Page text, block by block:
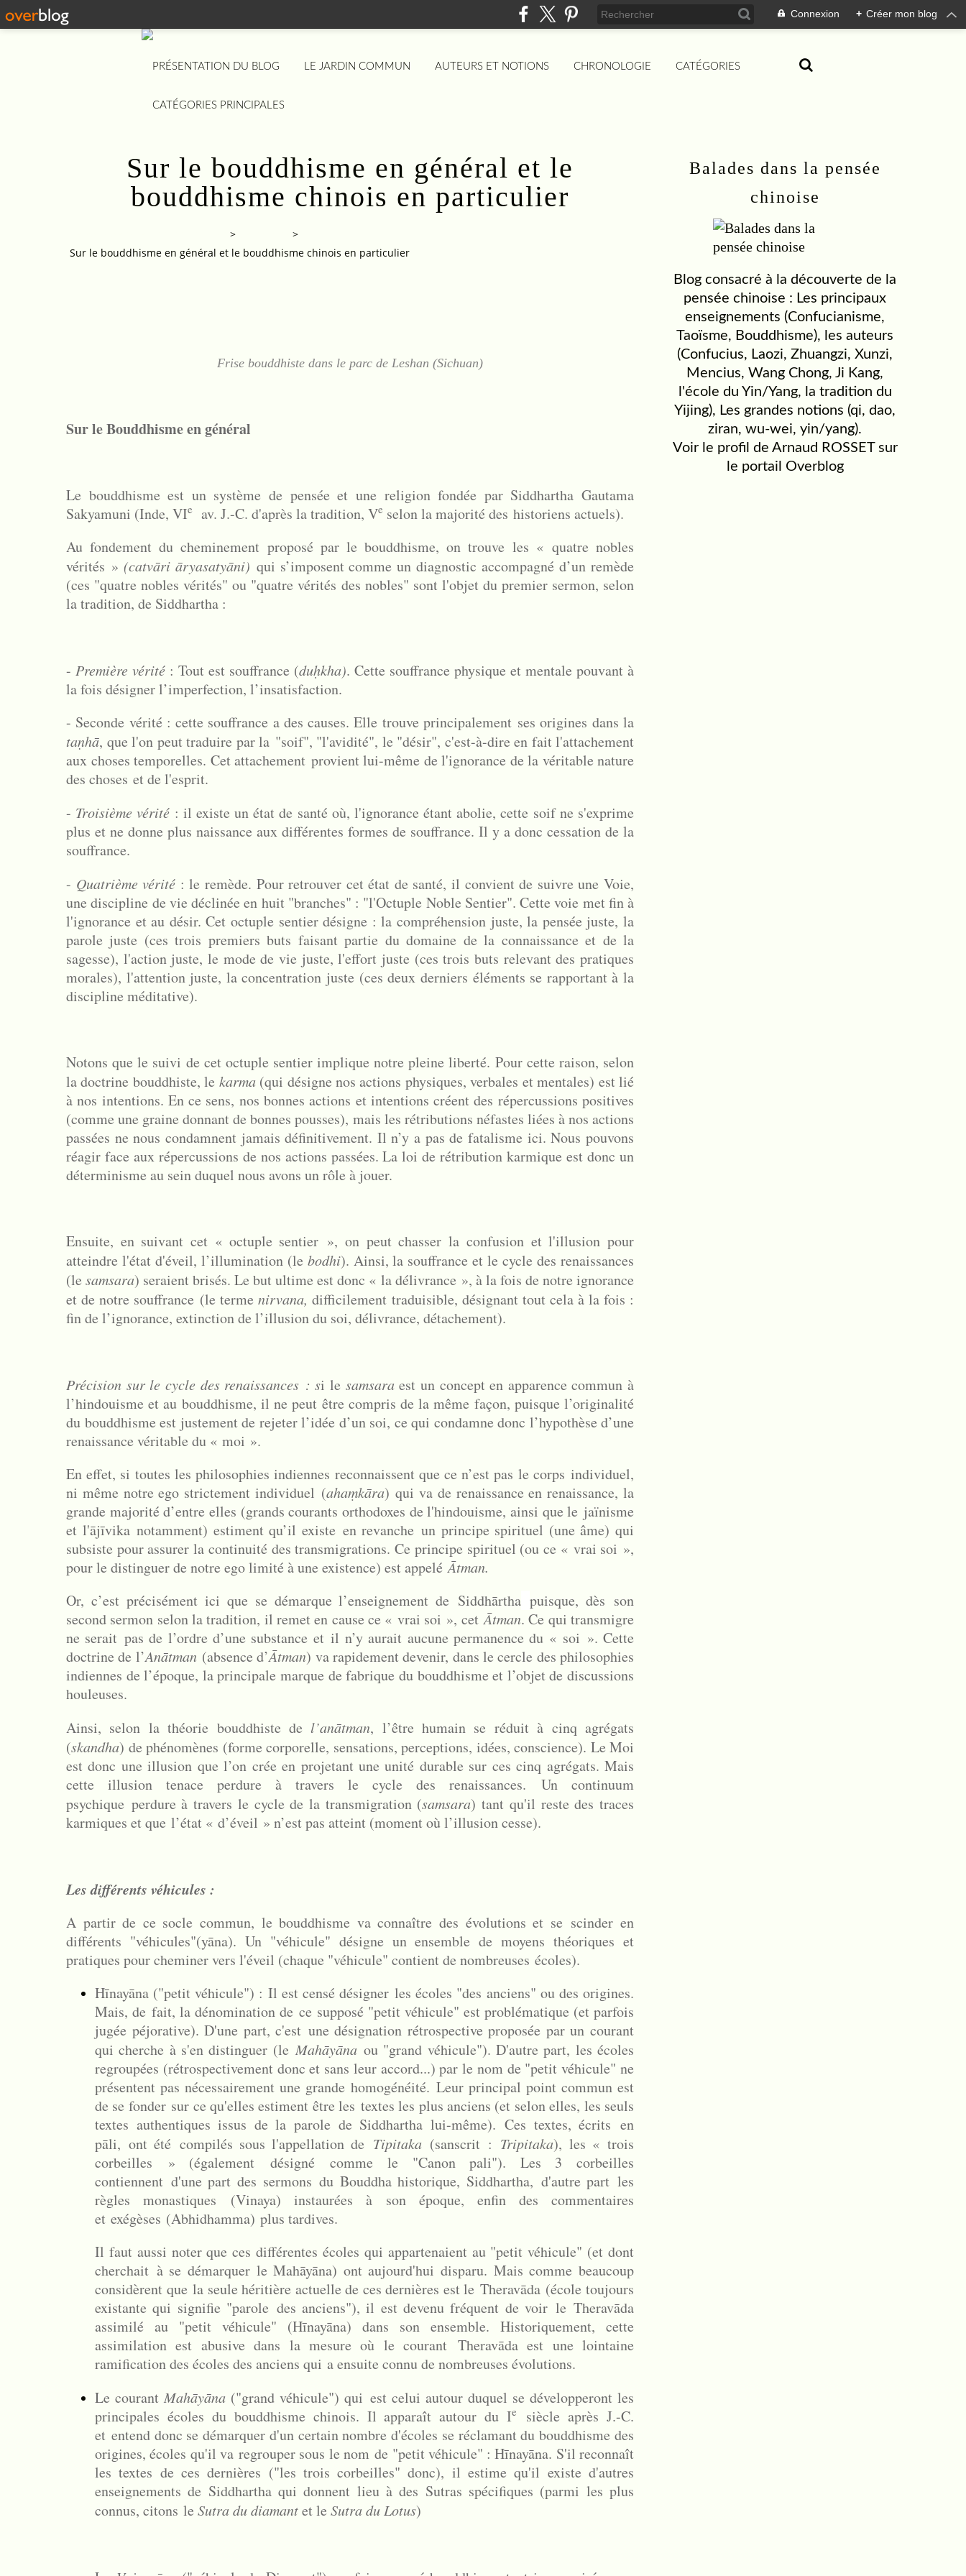
Connexion + Créer mon blog
PRÉSENTATION DU BLOG LE JARDIN COMMUN AUTEURS ET NOTIONS CHRONOLOGIE CATÉGORIES
CATÉGORIES PRINCIPALES
Sur le bouddhisme en général et le
bouddhisme chinois en particulier
>
>
Sur le bouddhisme en général et le bouddhisme chinois en particulier
Frise bouddhiste dans le parc de Leshan (Sichuan)
Sur le Bouddhisme en général
Le bouddhisme est un système de pensée et une religion fondée par Siddhartha Gautama
Sakyamuni (Inde, VIe av. J.-C. d'après la tradition, Ve selon la majorité des historiens actuels).
Au fondement du cheminement proposé par le bouddhisme, on trouve les « quatre nobles
vérités » (catvāri āryasatyāni) qui s’imposent comme un diagnostic accompagné d’un remède
(ces "quatre nobles vérités" ou "quatre vérités des nobles" sont l'objet du premier sermon, selon
la tradition, de Siddhartha :
- Première vérité : Tout est souffrance (duḥkha). Cette souffrance physique et mentale pouvant à
la fois désigner l’imperfection, l’insatisfaction.
- Seconde vérité : cette souffrance a des causes. Elle trouve principalement ses origines dans la
taṇhā, que l'on peut traduire par la "soif", "l'avidité", le "désir", c'est-à-dire en fait l'attachement
aux choses temporelles. Cet attachement provient lui-même de l'ignorance de la véritable nature
des choses et de l'esprit.
- Troisième vérité : il existe un état de santé où, l'ignorance étant abolie, cette soif ne s'exprime
plus et ne donne plus naissance aux différentes formes de souffrance. Il y a donc cessation de la
souffrance.
- Quatrième vérité : le remède. Pour retrouver cet état de santé, il convient de suivre une Voie,
une discipline de vie déclinée en huit "branches" : "l'Octuple Noble Sentier". Cette voie met fin à
l'ignorance et au désir. Cet octuple sentier désigne : la compréhension juste, la pensée juste, la
parole juste (ces trois premiers buts faisant partie du domaine de la connaissance et de la
sagesse), l'action juste, le mode de vie juste, l'effort juste (ces trois buts relevant des pratiques
morales), l'attention juste, la concentration juste (ces deux derniers éléments se rapportant à la
discipline méditative).
Notons que le suivi de cet octuple sentier implique notre pleine liberté. Pour cette raison, selon
la doctrine bouddhiste, le karma (qui désigne nos actions physiques, verbales et mentales) est lié
à nos intentions. En ce sens, nos bonnes actions et intentions créent des répercussions positives
(comme une graine donnant de bonnes pousses), mais les rétributions néfastes liées à nos actions
passées ne nous condamnent jamais définitivement. Il n’y a pas de fatalisme ici. Nous pouvons
réagir face aux répercussions de nos actions passées. La loi de rétribution karmique est donc un
déterminisme au sein duquel nous avons un rôle à jouer.
Ensuite, en suivant cet « octuple sentier », on peut chasser la confusion et l'illusion pour
atteindre l'état d'éveil, l’illumination (le bodhi). Ainsi, la souffrance et le cycle des renaissances
(le samsara) seraient brisés. Le but ultime est donc « la délivrance », à la fois de notre ignorance
et de notre souffrance (le termenirvana,difficilement traduisible, désignant tout cela à la fois :
fin de l’ignorance, extinction de l’illusion du soi, délivrance, détachement).
Précision sur le cycle des renaissances : si le samsaraest un concept en apparence commun à
l’hindouisme et au bouddhisme, il ne peut être compris de la même façon, puisque l’originalité
du bouddhisme est justement de rejeter l’idée d’un soi, ce qui condamne donc l’hypothèse d’une
renaissance véritable du « moi ».
En effet, si toutes les philosophies indiennes reconnaissent que ce n’est pas le corps individuel,
ni même notre ego strictement individuel (ahaṃkāra)qui va de renaissance en renaissance, la
grande majorité d’entre elles (grands courants orthodoxes de l'hindouisme, ainsi que le jaïnisme
et l'ājīvikanotamment) estiment qu’il existe en revanche un principe spirituel (une âme) qui
subsiste pour assurer la continuité des transmigrations. Ce principe spirituel (ou ce « vrai soi »,
pour le distinguer de notre ego limité à une existence) est appeléĀtman.
Or, c’est précisément ici que se démarque l’enseignement de Siddhārtha puisque, dès son
second sermon selon la tradition, il remet en cause ce « vrai soi », cetĀtman. Ce qui transmigre
ne serait pas de l’ordre d’une substance etil n’y aurait aucune permanence du « soi ». Cette
doctrine de l’Anātman(absence d’Ātman) va rapidement devenir, dans le cercle des philosophies
indiennes de l’époque, la principale marque de fabrique du bouddhisme et l’objet de discussions
houleuses.
Ainsi, selon la théorie bouddhiste de l’anātman, l’être humain se réduit à cinq agrégats
(skandha) de phénomènes (forme corporelle, sensations, perceptions, idées, conscience). Le Moi
est donc une illusion que l’on crée en projetant une unité durable sur ces cinq agrégats. Mais
cette illusion tenace perdure à travers le cycle des renaissances. Un continuum
psychique perdure à travers le cycle de la transmigration (samsara) tant qu'il reste des traces
karmiques et que l’état « d’éveil » n’est pas atteint (moment où l’illusion cesse).
Les différents véhicules :
A partir de ce socle commun, le bouddhisme va connaître des évolutions et se scinder en
différents "véhicules"(yāna). Un "véhicule" désigne un ensemble de moyens théoriques et
pratiques pour cheminer vers l'éveil (chaque "véhicule" contient de nombreuses écoles).
Hīnayāna ("petit véhicule") : Il est censé désigner les écoles "des anciens" ou des origines.
Mais, de fait, la dénomination de ce supposé "petit véhicule" est problématique (et parfois
jugée péjorative). D'une part, c'est une désignation rétrospective proposée par un courant
qui cherche à s'en distinguer (le Mahāyānaou "grand véhicule"). D'autre part, les écoles
regroupées (rétrospectivement donc et sans leur accord...) par le nom de "petit véhicule" ne
présentent pas nécessairement une grande homogénéité. Leur principal point commun est
de se fondersur ce qu'elles estiment être les textes les plus anciens (et selon elles, les seuls
textes authentiques issus de la parole de Siddhartha lui-même).Ces textes, écrits en
pāli, ont été compilés sous l'appellation de Tipitaka(sanscrit : Tripitaka), les « trois
corbeilles » (également désigné comme le "Canon pali"). Les 3 corbeilles
contiennent d'une part des sermons du Bouddha historique, Siddhartha, d'autre part les
règles monastiques (Vinaya) instaurées à son époque, enfin des commentaires
et exégèses (Abhidhamma) plus tardives.
Il faut aussi noter que ces différentes écoles qui appartenaient au "petit véhicule" (et dont
cherchait à se démarquer le Mahāyāna) ont aujourd'hui disparu. Mais comme beaucoup
considèrent que la seule héritière actuelle de ces dernières est le Theravāda(école toujours
existante qui signifie "parole des anciens"), il est devenu fréquent de voir le Theravāda
assimilé au "petit véhicule" (Hīnayāna) dans son ensemble. Historiquement, cette
assimilation est abusive dans la mesure où le courant Theravāda est une lointaine
ramification des écoles des anciens qui a ensuite connu de nombreuses évolutions.
Le courantMahāyāna ("grand véhicule") qui est celui autour duquel se développeront les
principales écoles du bouddhisme chinois. Il apparaît autour du Ie
siècle après J.-C.
et entend donc se démarquer d'un certain nombre d'écoles se réclamant du bouddhisme des
origines, écoles qu'il va regrouper sous le nom de "petit véhicule" : Hīnayāna. S'il reconnaît
les textes de ces dernières ("les trois corbeilles" donc), il estime qu'il existe d'autres
enseignements de Siddhartha qui donnent lieu à des Sutras spécifiques (parmi les plus
connus, citons le Sutra du diamantet le Sutra du Lotus)
Balades dans la pensée
chinoise
Blog consacré à la découverte de la
pensée chinoise : Les principaux
enseignements (Confucianisme,
Taoïsme, Bouddhisme), les auteurs
(Confucius, Laozi, Zhuangzi, Xunzi,
Mencius, Wang Chong, Ji Kang,
l'école du Yin/Yang, la tradition du
Yijing), Les grandes notions (qi, dao,
ziran, wu-wei, yin/yang).
Voir le profil de Arnaud ROSSET sur
le portail Overblog